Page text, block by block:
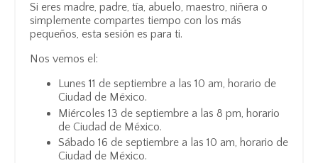
Si eres madre, padre, tía, abuelo, maestro, niñera o
simplemente compartes tiempo con los más
pequeños, esta sesión es para ti.
Nos vemos el:
Lunes 11 de septiembre a las 10 am, horario de
Ciudad de México.
Miércoles 13 de septiembre a las 8 pm, horario
de Ciudad de México.
Sábado 16 de septiembre a las 10 am, horario de
Ciudad de México.